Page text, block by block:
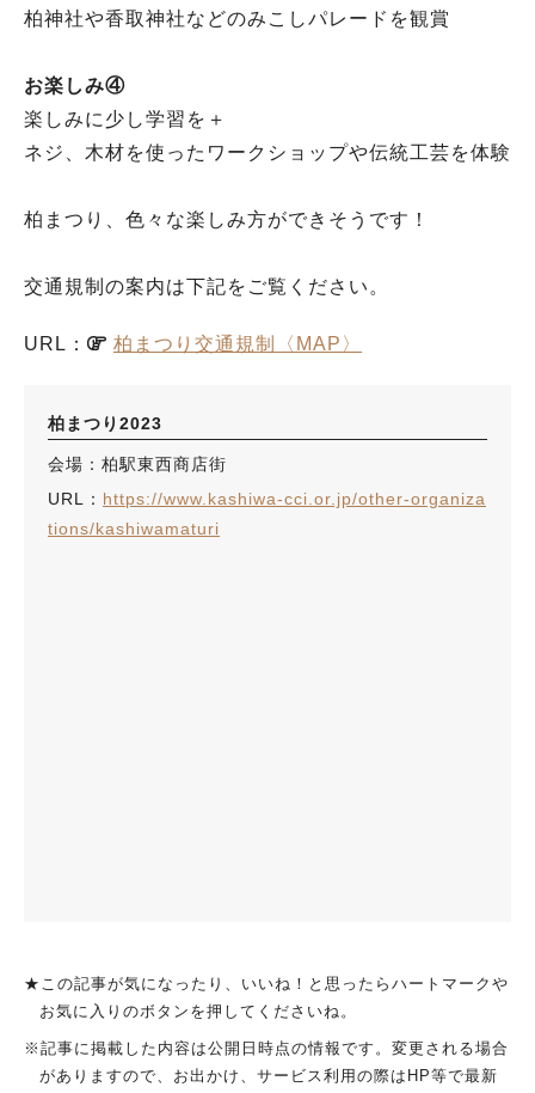
柏神社や香取神社などのみこしパレードを観賞
お楽しみ④
楽しみに少し学習を＋
ネジ、木材を使ったワークショップや伝統工芸を体験
柏まつり、色々な楽しみ方ができそうです！
交通規制の案内は下記をご覧ください。
URL： 柏まつり交通規制〈MAP〉
柏まつり2023
会場：柏駅東西商店街
URL： https://www.kashiwa-cci.or.jp/other-organiza
tions/kashiwamaturi
★この記事が気になったり、いいね！と思ったらハートマークや
お気に入りのボタンを押してくださいね。
※記事に掲載した内容は公開日時点の情報です。変更される場合
がありますので、お出かけ、サービス利用の際はHP等で最新